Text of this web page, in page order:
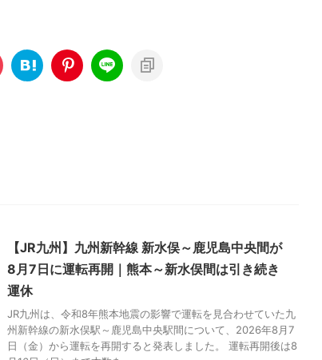
【JR九州】九州新幹線 新水俣～鹿児島中央間が
8月7日に運転再開｜熊本～新水俣間は引き続き
運休
JR九州は、令和8年熊本地震の影響で運転を見合わせていた九
州新幹線の新水俣駅～鹿児島中央駅間について、2026年8月7
日（金）から運転を再開すると発表しました。 運転再開後は8